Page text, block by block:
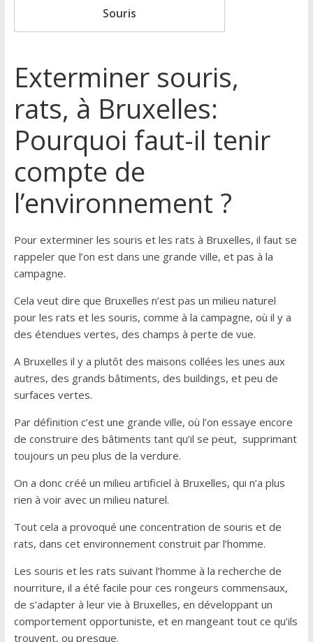
Souris
Exterminer souris,
rats, à Bruxelles:
Pourquoi faut-il tenir
compte de
l’environnement ?
Pour exterminer les souris et les rats à Bruxelles, il faut se
rappeler que l’on est dans une grande ville, et pas à la
campagne.
Cela veut dire que Bruxelles n’est pas un milieu naturel
pour les rats et les souris, comme à la campagne, où il y a
des étendues vertes, des champs à perte de vue.
A Bruxelles il y a plutôt des maisons collées les unes aux
autres, des grands bâtiments, des buildings, et peu de
surfaces vertes.
Par définition c’est une grande ville, où l’on essaye encore
de construire des bâtiments tant qu’il se peut, supprimant
toujours un peu plus de la verdure.
On a donc créé un milieu artificiel à Bruxelles, qui n’a plus
rien à voir avec un milieu naturel.
Tout cela a provoqué une concentration de souris et de
rats, dans cet environnement construit par l’homme.
Les souris et les rats suivant l’homme à la recherche de
nourriture, il a été facile pour ces rongeurs commensaux,
de s’adapter à leur vie à Bruxelles, en développant un
comportement opportuniste, et en mangeant tout ce qu’ils
trouvent, ou presque.